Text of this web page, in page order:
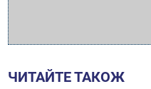
ЧИТАЙТЕ ТАКОЖ